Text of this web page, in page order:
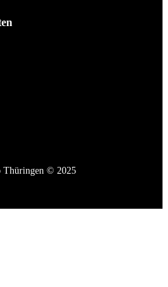
Thüringen © 2025